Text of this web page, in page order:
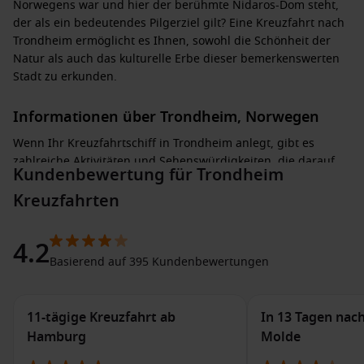
Norwegens war und hier der berühmte Nidaros-Dom steht,
der als ein bedeutendes Pilgerziel gilt? Eine Kreuzfahrt nach
Trondheim ermöglicht es Ihnen, sowohl die Schönheit der
Natur als auch das kulturelle Erbe dieser bemerkenswerten
Stadt zu erkunden.
Informationen über Trondheim, Norwegen
Wenn Ihr Kreuzfahrtschiff in Trondheim anlegt, gibt es
zahlreiche Aktivitäten und Sehenswürdigkeiten, die darauf
warten, entdeckt zu werden:
Kathedrale ist ein Meisterwerk gotischer Architektur und
ein wichtiges Pilgerziel. Erfahren Sie mehr über die
Geschichte und den Bau dieser beeindruckenden Struktur.
Viertel mit bunten Holzhäusern und kleinen Cafés ist ideal
für einen gemütlichen Spaziergang und bietet viele Foto-
Gelegenheiten.
Kundenbewertung für Trondheim
Kreuzfahrten
4.2Basierend auf 395 Kundenbewertungen
11-tägige Kreuzfahrt ab
Hamburg
In 13 Tagen
Molde